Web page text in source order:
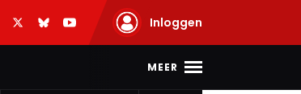
Inloggen
MEER